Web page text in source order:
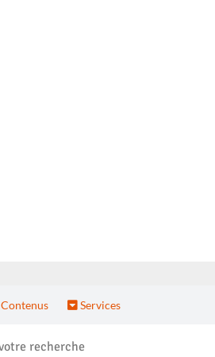
Contenus Services